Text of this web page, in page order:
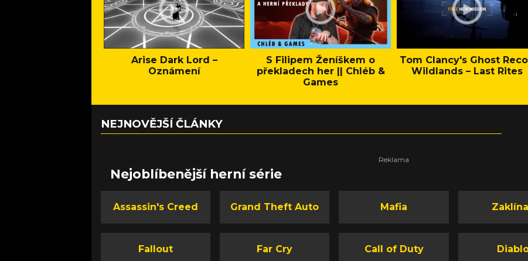
Arise Dark Lord –
Oznámení
S Filipem Ženíškem o
překladech her || Chléb &
Games
Tom Clancy's Ghost
Wildlands – Last Rites
NEJNOVĚJŠÍ ČLÁNKY
Nejoblíbenější herní série
Assassin's Creed Grand Theft Auto Mafia
Fallout Far Cry Call of Duty